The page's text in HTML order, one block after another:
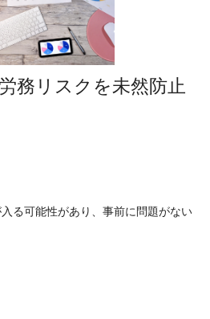
務リスクを未然防止
入る可能性があり、事前に問題がない